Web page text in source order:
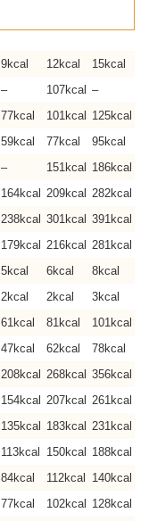
9kcal 12kcal
15kcal
– 107kcal –
77kcal 101kcal
125kcal
59kcal 77kcal
95kcal
– 151kcal
186kcal
164kcal 209kcal
282kcal
238kcal 301kcal 391kcal
179kcal 216kcal
281kcal
5kcal 6kcal
8kcal
2kcal 2kcal
3kcal
61kcal 81kcal
101kcal
47kcal 62kcal
78kcal
208kcal 268kcal 356kcal
154kcal 207kcal
261kcal
135kcal 183kcal
231kcal
113kcal 150kcal
188kcal
84kcal 112kcal
140kcal
77kcal 102kcal
128kcal